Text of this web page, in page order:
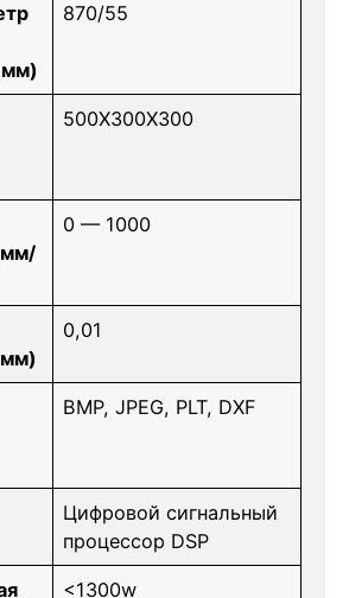
870/55
500Х300Х300
0 — 1000
0,01
BMP, JPEG, PLT, DXF
Цифровой сигнальный
процессор DSP
<1300w